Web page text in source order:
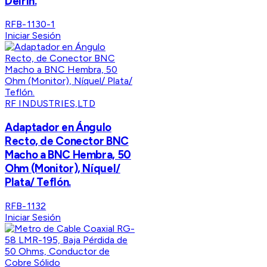
RFB-1130-1
Iniciar Sesión
RF INDUSTRIES,LTD
Adaptador en Ángulo
Recto, de Conector BNC
Macho a BNC Hembra, 50
Ohm (Monitor), Níquel/
Plata/ Teflón.
RFB-1132
Iniciar Sesión